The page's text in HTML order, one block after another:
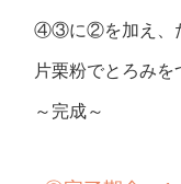
④③に②を加え、だ
片栗粉でとろみを
～完成～